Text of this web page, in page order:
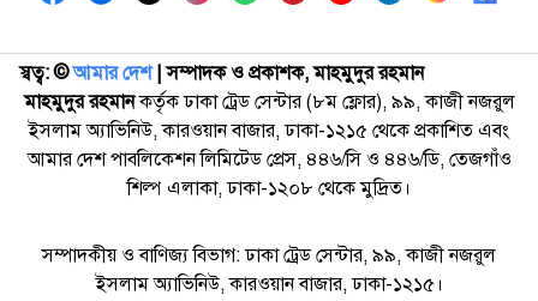
স্বত্ব: ©️আমার দেশ| সম্পাদক ও প্রকাশক, মাহমুদুর রহমান
মাহমুদুর রহমানকর্তৃক ঢাকা ট্রেড সেন্টার (৮ম ফ্লোর), ৯৯, কাজী নজরুল
ইসলাম অ্যাভিনিউ, কারওয়ান বাজার, ঢাকা-১২১৫ থেকে প্রকাশিত এবং
আমার দেশ পাবলিকেশন লিমিটেড প্রেস, ৪৪৬/সি ও ৪৪৬/ডি, তেজগাঁও
শিল্প এলাকা, ঢাকা-১২০৮ থেকে মুদ্রিত।
সম্পাদকীয় ও বাণিজ্য বিভাগ: ঢাকা ট্রেড সেন্টার, ৯৯, কাজী নজরুল
ইসলাম অ্যাভিনিউ, কারওয়ান বাজার, ঢাকা-১২১৫।